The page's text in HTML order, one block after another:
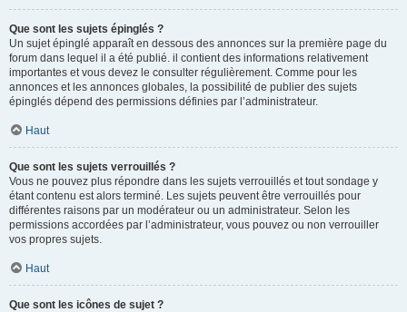
Que sont les sujets épinglés ?
Un sujet épinglé apparaît en dessous des annonces sur la première page du
forum dans lequel il a été publié. il contient des informations relativement
importantes et vous devez le consulter régulièrement. Comme pour les
annonces et les annonces globales, la possibilité de publier des sujets
épinglés dépend des permissions définies par l’administrateur.
Haut
Que sont les sujets verrouillés ?
Vous ne pouvez plus répondre dans les sujets verrouillés et tout sondage y
étant contenu est alors terminé. Les sujets peuvent être verrouillés pour
différentes raisons par un modérateur ou un administrateur. Selon les
permissions accordées par l’administrateur, vous pouvez ou non verrouiller
vos propres sujets.
Haut
Que sont les icônes de sujet ?